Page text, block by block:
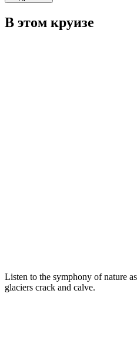
В этом круизе
Listen to the symphony of nature
glaciers crack and calve.